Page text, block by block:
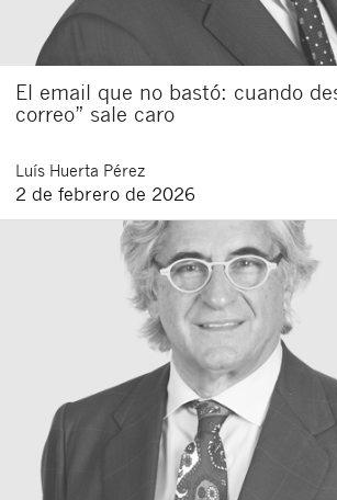
El email que no bastó: cuando
correo” sale caro
Luís Huerta Pérez
2 de febrero de 2026